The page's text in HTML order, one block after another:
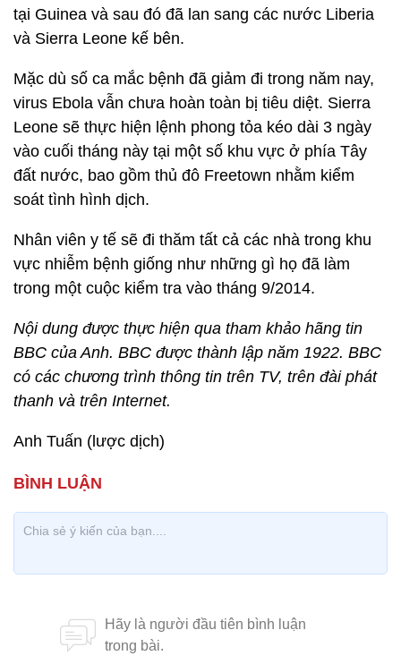
tại Guinea và sau đó đã lan sang các nước Liberia
và Sierra Leone kế bên.
Mặc dù số ca mắc bệnh đã giảm đi trong năm nay,
virus Ebola vẫn chưa hoàn toàn bị tiêu diệt. Sierra
Leone sẽ thực hiện lệnh phong tỏa kéo dài 3 ngày
vào cuối tháng này tại một số khu vực ở phía Tây
đất nước, bao gồm thủ đô Freetown nhằm kiểm
soát tình hình dịch.
Nhân viên y tế sẽ đi thăm tất cả các nhà trong khu
vực nhiễm bệnh giống như những gì họ đã làm
trong một cuộc kiểm tra vào tháng 9/2014.
Nội dung được thực hiện qua tham khảo hãng tin
BBC của Anh. BBC được thành lập năm 1922. BBC
có các chương trình thông tin trên TV, trên đài phát
thanh và trên Internet.
Anh Tuấn (lược dịch)